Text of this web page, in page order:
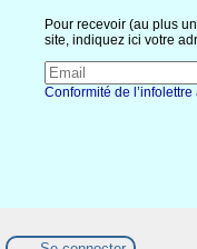
Pour recevoir (au plus
site, indiquez ici votre
Conformité de l’infolettre